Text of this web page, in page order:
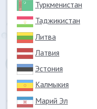
Туркменистан
Таджикистан
Литва
Латвия
Эстония
Калмыкия
Марий Эл